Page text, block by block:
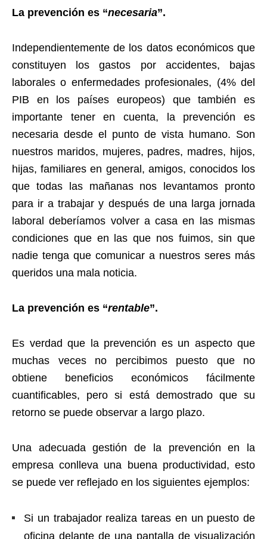
La prevención es “necesaria”.
Independientemente de los datos económicos que
constituyen los gastos por accidentes, bajas
laborales o enfermedades profesionales, (4% del
PIB en los países europeos) que también es
importante tener en cuenta, la prevención es
necesaria desde el punto de vista humano. Son
nuestros maridos, mujeres, padres, madres, hijos,
hijas, familiares en general, amigos, conocidos los
que todas las mañanas nos levantamos pronto
para ir a trabajar y después de una larga jornada
laboral deberíamos volver a casa en las mismas
condiciones que en las que nos fuimos, sin que
nadie tenga que comunicar a nuestros seres más
queridos una mala noticia.
La prevención es “rentable”.
Es verdad que la prevención es un aspecto que
muchas veces no percibimos puesto que no
obtiene beneficios económicos fácilmente
cuantificables, pero si está demostrado que su
retorno se puede observar a largo plazo.
Una adecuada gestión de la prevención en la
empresa conlleva una buena productividad, esto
se puede ver reflejado en los siguientes ejemplos:
Si un trabajador realiza tareas en un puesto de
oficina delante de una pantalla de visualización